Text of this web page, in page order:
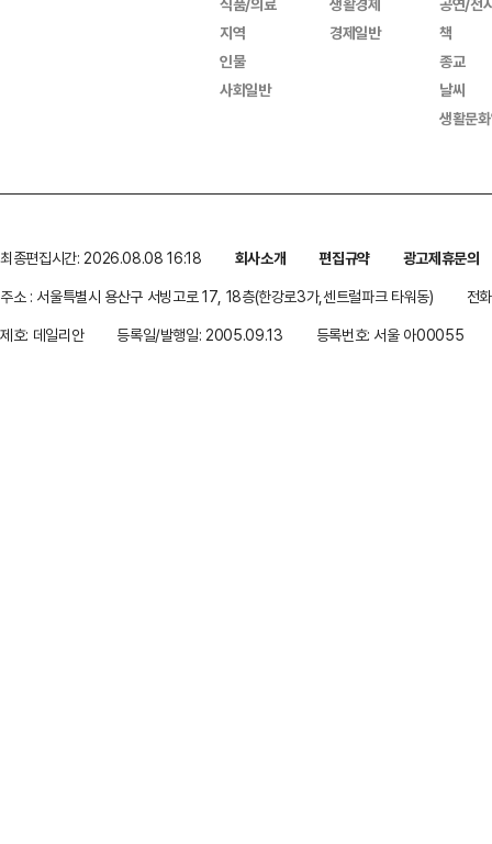
지역
인물
사회일반
경제일반
책
종교
날씨
생활문
최종편집시간: 2026.08.08 16:18 회사소개 편집규약
광고제휴문의
주소 : 서울특별시 용산구 서빙고로 17, 18층(한강로3가,센트럴파크 타워동)
전
제호: 데일리안
등록일/발행일: 2005.09.13 등록번호: 서울 아00055